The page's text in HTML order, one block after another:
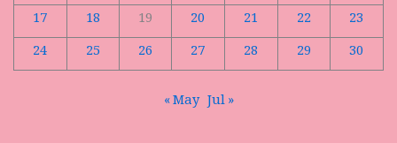
17
18 19 20 21 22
23
24
25 26 27 28 29 30
« May Jul »